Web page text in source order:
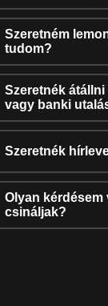
Szeretném
tudom?
Szeretnék
vagy banki
Szeretnék
Olyan kérdésem
csináljak?